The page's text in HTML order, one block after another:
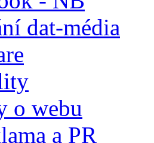
dat-média
o webu
a PR